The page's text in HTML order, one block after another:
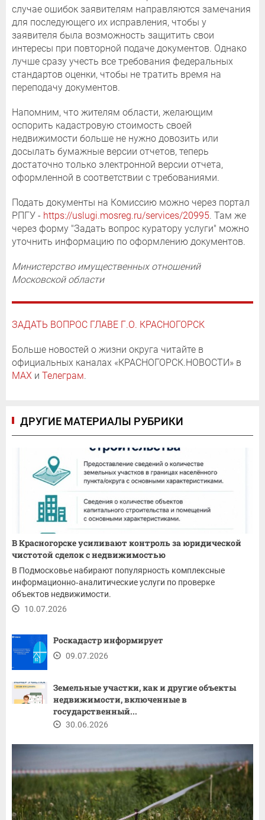
случае ошибок заявителям направляются замечания
для последующего их исправления, чтобы у
заявителя была возможность защитить свои
интересы при повторной подаче документов. Однако
лучше сразу учесть все требования федеральных
стандартов оценки, чтобы не тратить время на
переподачу документов.
Напомним, что жителям области, желающим
оспорить кадастровую стоимость своей
недвижимости больше не нужно довозить или
досылать бумажные версии отчетов, теперь
достаточно только электронной версии отчета,
оформленной в соответствии с требованиями.
Подать документы на Комиссию можно через портал
РПГУ - https://uslugi.mosreg.ru/services/20995. Там же
через форму "Задать вопрос куратору услуги" можно
уточнить информацию по оформлению документов.
Министерство имущественных отношений
Московской области
ЗАДАТЬ ВОПРОС ГЛАВЕ Г.О. КРАСНОГОРСК
Больше новостей о жизни округа читайте в
официальных каналах «КРАСНОГОРСК.НОВОСТИ» в
MAX и Телеграм.
ДРУГИЕ МАТЕРИАЛЫ РУБРИКИ
В Красногорске усиливают контроль за юридической
чистотой сделок с недвижимостью
В Подмосковье набирают популярность комплексные
информационно‑аналитические услуги по проверке
объектов недвижимости.
10.07.2026
Роскадастр информирует
09.07.2026
Земельные участки, как и другие объекты
недвижимости, включенные в
государственный...
30.06.2026